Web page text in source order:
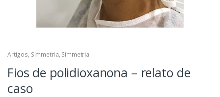
Artigos, Simmetria, Simmetria
Fios de polidioxanona – relato de
caso